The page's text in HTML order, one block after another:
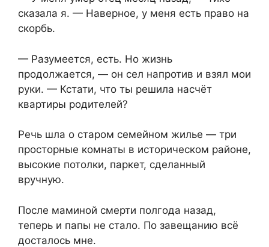
сказала я. — Наверное, у меня есть право на
скорбь.
— Разумеется, есть. Но жизнь
продолжается, — он сел напротив и взял мои
руки. — Кстати, что ты решила насчёт
квартиры родителей?
Речь шла о старом семейном жилье — три
просторные комнаты в историческом районе,
высокие потолки, паркет, сделанный
вручную.
После маминой смерти полгода назад,
теперь и папы не стало. По завещанию всё
досталось мне.